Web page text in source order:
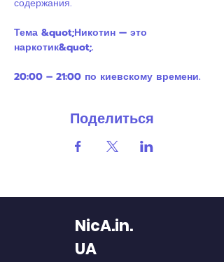
содержания.
Тема &quot;Никотин — это
наркотик&quot;.
20:00 – 21:00 по киевскому времени.
Поделиться
NicA.in.
UA